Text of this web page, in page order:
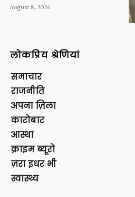
August 8, 2026
लोकप्रिय श्रेणियां
समाचार
राजनीति
अपना ज़िला
कारोबार
आस्था
क्राइम ब्यूरो
ज़रा इधर भी
स्वास्थ्य